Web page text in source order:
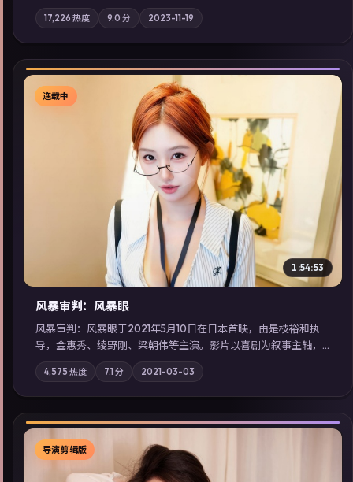
一场意外将众人卷入不可撤回的连锁反应；摄影与配乐强化地域
气质；站内亦可通过「国产免费观看高清电视剧在线看」延展检
索同类型高分佳作，畅享高清在线追剧体验。
17,226 热度 9.0 分 2023-11-19
▶
连载中
1:54:53
风暴审判：风暴眼
风暴审判：风暴眼于2021年5月10日在日本首映，由是枝裕和执
导，金惠秀、绫野刚、梁朝伟等主演。影片以喜剧为叙事主轴，
边境小镇的平静被一封匿名信彻底打破；摄影与配乐强化地域气
质；站内亦可通过「国产免费观看高清电视剧在线看」延展检索
同类型高分佳作，畅享高清在线追剧体验。
4,575 热度 7.1 分 2021-03-03
导演剪辑版